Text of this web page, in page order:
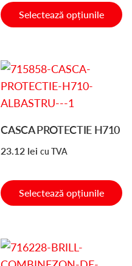
Selectează opțiunile
pot
fi
în
pagina
produsului.
CASCA PROTECTIE H710
23.12 lei cu TVA
Selectează opțiunile
Acest
produs
are
multe
variații.
pot
fi
în
pagina
Acest